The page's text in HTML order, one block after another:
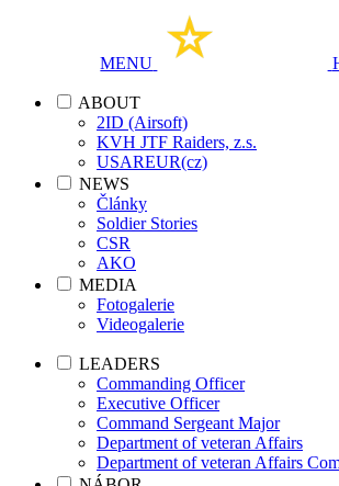
MENU
ABOUT
2ID (Airsoft)
KVH JTF Raiders, z.s.
USAREUR(cz)
NEWS
Články
Soldier Stories
CSR
AKO
MEDIA
Fotogalerie
Videogalerie
LEADERS
Commanding Officer
Executive Officer
Command Sergeant Major
Department of veteran Affairs
Department of veteran Affairs